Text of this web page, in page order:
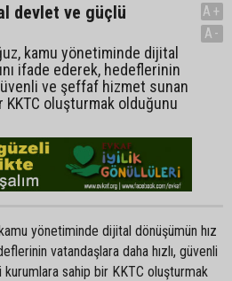
devlet ve güçlü
kamu yönetiminde dijital
ifade ederek, hedeflerinin
ve şeffaf hizmet sunan
oluşturmak olduğunu
A+
A-
yönetiminde dijital dönüşümün hız
vatandaşlara daha hızlı, güvenli
sahip bir KKTC oluşturmak